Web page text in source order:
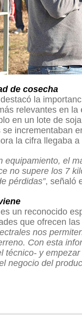
de cosecha
la
relevantes en
en un lote de
se incrementaban
la cifra llegaba
equipamiento, el
no supere los 7
pérdidas”, señaló
un reconocido
que ofrecen
nos
Con esta
técnico- y
negocio del